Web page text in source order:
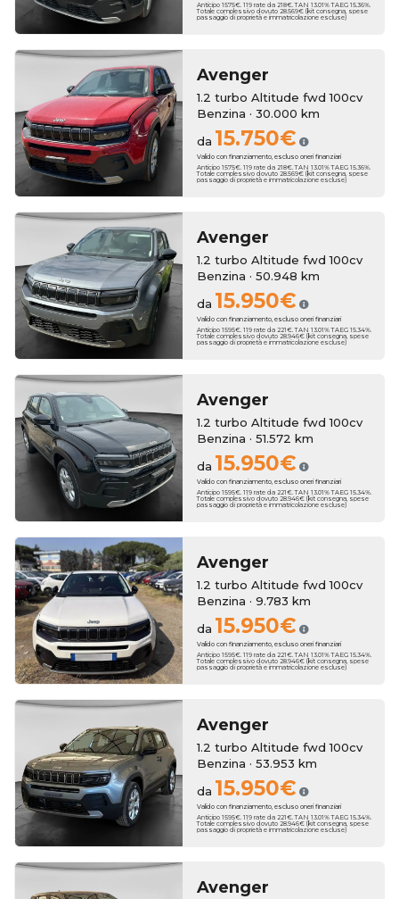
Anticipo 1575€. 119 rate da 218€. TAN 13.01% TAEG 15.36%.
Totale complessivo dovuto 28.569€ (kit consegna, spese
passaggio di proprietà e immatricolazione escluse)
Avenger
1.2 turbo Altitude fwd 100cv
Benzina · 30.000 km
da 15.750€
Valido con finanziamento, escluso oneri finanziari
Anticipo 1575€. 119 rate da 218€. TAN 13.01% TAEG 15.36%.
Totale complessivo dovuto 28.569€ (kit consegna, spese
passaggio di proprietà e immatricolazione escluse)
Avenger
1.2 turbo Altitude fwd 100cv
Benzina · 50.948 km
da 15.950€
Valido con finanziamento, escluso oneri finanziari
Anticipo 1595€. 119 rate da 221€. TAN 13.01% TAEG 15.34%.
Totale complessivo dovuto 28.946€ (kit consegna, spese
passaggio di proprietà e immatricolazione escluse)
Avenger
1.2 turbo Altitude fwd 100cv
Benzina · 51.572 km
da 15.950€
Valido con finanziamento, escluso oneri finanziari
Anticipo 1595€. 119 rate da 221€. TAN 13.01% TAEG 15.34%.
Totale complessivo dovuto 28.946€ (kit consegna, spese
passaggio di proprietà e immatricolazione escluse)
Avenger
1.2 turbo Altitude fwd 100cv
Benzina · 9.783 km
da 15.950€
Valido con finanziamento, escluso oneri finanziari
Anticipo 1595€. 119 rate da 221€. TAN 13.01% TAEG 15.34%.
Totale complessivo dovuto 28.946€ (kit consegna, spese
passaggio di proprietà e immatricolazione escluse)
Avenger
1.2 turbo Altitude fwd 100cv
Benzina · 53.953 km
da 15.950€
Valido con finanziamento, escluso oneri finanziari
Anticipo 1595€. 119 rate da 221€. TAN 13.01% TAEG 15.34%.
Totale complessivo dovuto 28.946€ (kit consegna, spese
passaggio di proprietà e immatricolazione escluse)
Avenger